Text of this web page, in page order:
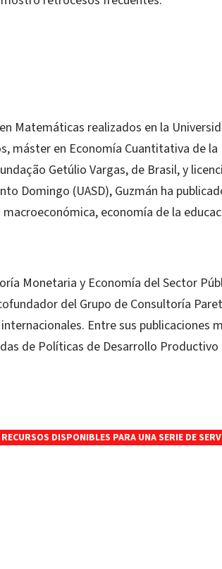
Matemáticas realizados en la
máster en Economía Cuantitativa de la
Getúlio Vargas, de Brasil, y
Domingo (UASD), Guzmán ha
economía de la
Monetaria y Economía del Sector
del Grupo de Consultoría
Entre sus publicaciones
de Políticas de Desarrollo Productivo
DISPONIBLES PARA UNA SERIE DE